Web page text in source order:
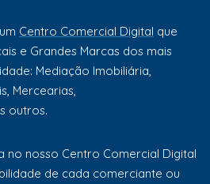
Centro Comercial Digital que
e Grandes Marcas dos mais
Mediação Imobiliária,
Mercearias,
outros.
no nosso Centro Comercial Digital
de cada comerciante ou